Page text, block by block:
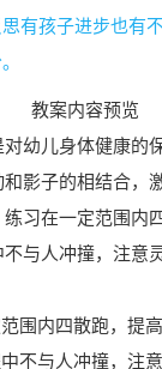
有孩子进步也有
教案内容预览
儿身体健康的
影子的相结合，
习在一定范围内
与人冲撞，注意
内四散跑，提高
与人冲撞，注意